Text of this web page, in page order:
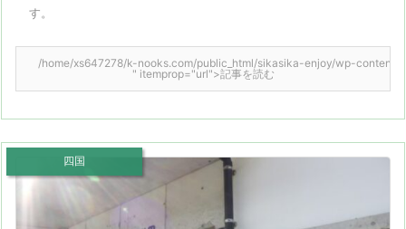
す。
/home/xs647278/k-nooks.com/public_html/sikasika-enjoy/wp-
" itemprop="url">記事を読む
四国